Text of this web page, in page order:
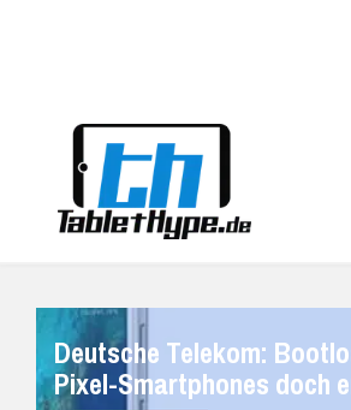
Deutsche Telekom:
Pixel-Smartphones doch